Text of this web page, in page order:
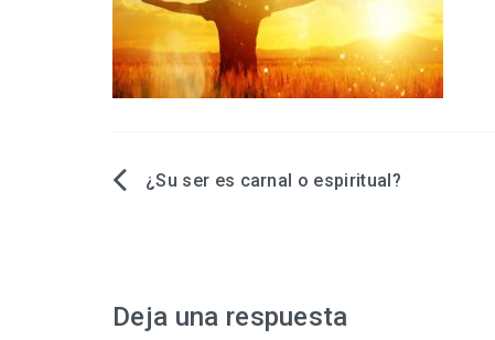
Navegación
entradas
¿Su ser es carnal o espiritual?
Deja una respuesta